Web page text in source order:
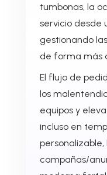
tumbonas, la
servicio desde
gestionando
de forma más
El flujo de
los
equipos y
incluso en
personalizable,
campañas/